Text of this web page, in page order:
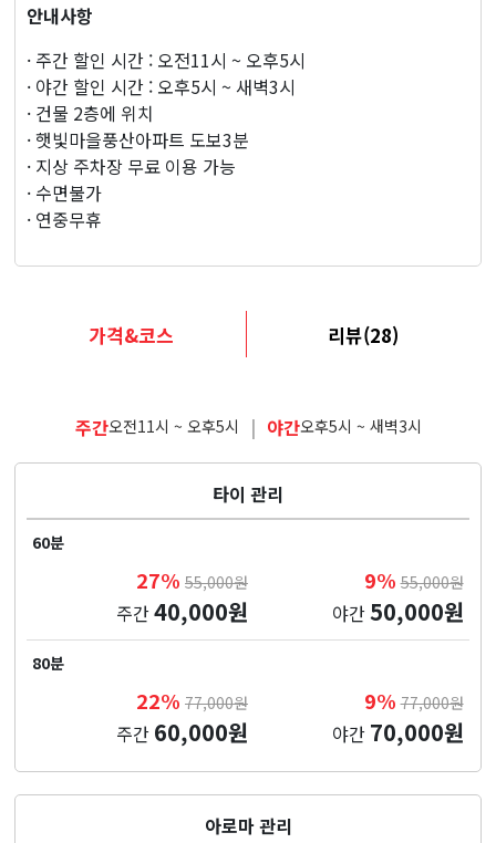
안내사항
· 주간 할인 시간 : 오전11시 ~ 오후5시
· 야간 할인 시간 : 오후5시 ~ 새벽3시
· 건물 2층에 위치
· 햇빛마을풍산아파트 도보3분
· 지상 주차장 무료 이용 가능
· 수면불가
· 연중무휴
가격&코스 리뷰(28)
주간오전11시 ~ 오후5시 | 야간오후5시 ~ 새벽3시
타이 관리
60분
27% 55,000원
주간40,000원
9% 55,000원
야간50,000원
80분
22% 77,000원
주간 60,000원
9% 77,000원
야간 70,000원
아로마 관리